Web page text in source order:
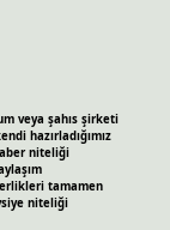
veya şahıs şirketi
hazırladığımız
niteliği
tamamen
niteliği